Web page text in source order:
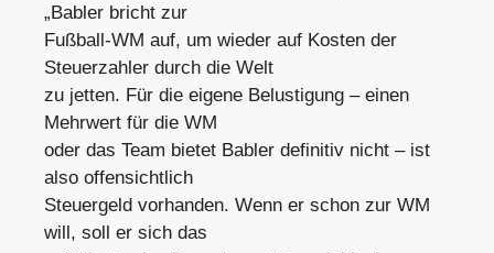
„Babler bricht zur
Fußball-WM auf, um wieder auf Kosten der
Steuerzahler durch die Welt
zu jetten. Für die eigene Belustigung – einen
Mehrwert für die WM
oder das Team bietet Babler definitiv nicht – ist
also offensichtlich
Steuergeld vorhanden. Wenn er schon zur WM
will, soll er sich das